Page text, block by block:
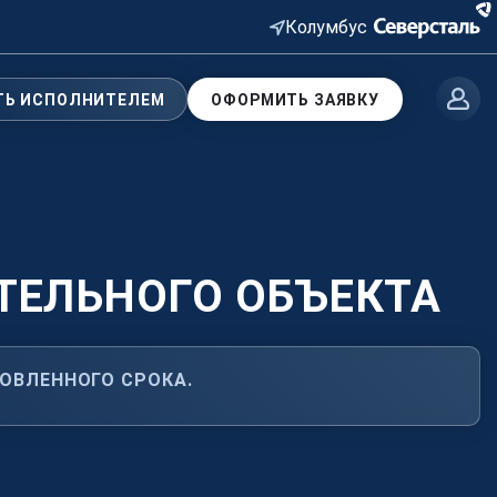
Колумбус
ИСПОЛНИТЕЛЕМ ОФОРМИТЬ ЗАЯВКУ
с COMETAL?
и вы сможете выбрать
ОБЪЕКТА
СРОКА.